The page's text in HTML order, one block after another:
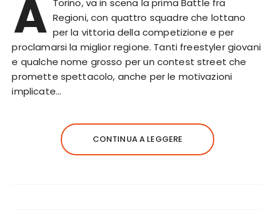
A Torino, va in scena la prima Battle fra
Regioni, con quattro squadre che lottano
per la vittoria della competizione e per
proclamarsi la miglior regione. Tanti freestyler giovani
e qualche nome grosso per un contest street che
promette spettacolo, anche per le motivazioni
implicate…
CONTINUA A LEGGERE